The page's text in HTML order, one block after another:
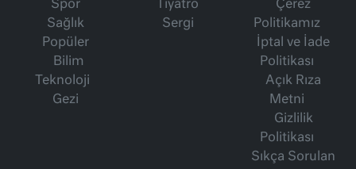
Spor
Sağlık
Popüler
Bilim
Teknoloji
Gezi
Tiyatro
Sergi
Çerez
Politikamız
İptal ve İade
Politikası
Açık Rıza
Metni
Gizlilik
Politikası
Sıkça Sorulan